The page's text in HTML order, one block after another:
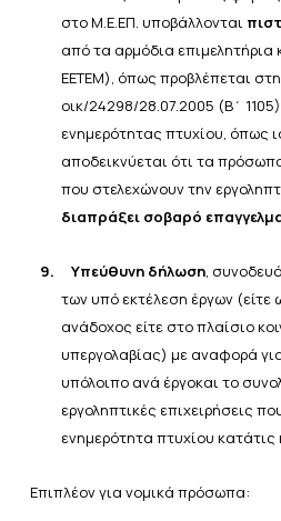
στο Μ.Ε.ΕΠ. υποβάλλονται
από τα αρμόδια επιμελητήρια
ΕΕΤΕΜ), όπως προβλέπεται
οικ/24298/28.07.2005 (Β΄
ενημερότητας πτυχίου, όπως
αποδεικνύεται ότι τα
που στελεχώνουν την
διαπράξει σοβαρό
9. Υπεύθυνη δήλωση ,
των υπό εκτέλεση έργων (είτε
ανάδοχος είτε στο πλαίσιο
υπεργολαβίας) με αναφορά
υπόλοιπο ανά έργοκαι το
εργοληπτικές επιχειρήσεις
ενημερότητα πτυχίου κατάτις
Επιπλέον για νομικά πρόσωπα: